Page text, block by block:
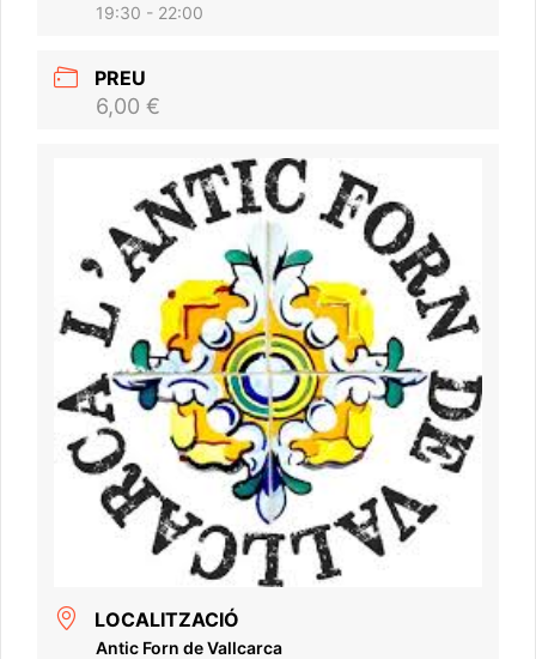
19:30 - 22:00
PREU
6,00 €
LOCALITZACIÓ
Antic Forn de Vallcarca